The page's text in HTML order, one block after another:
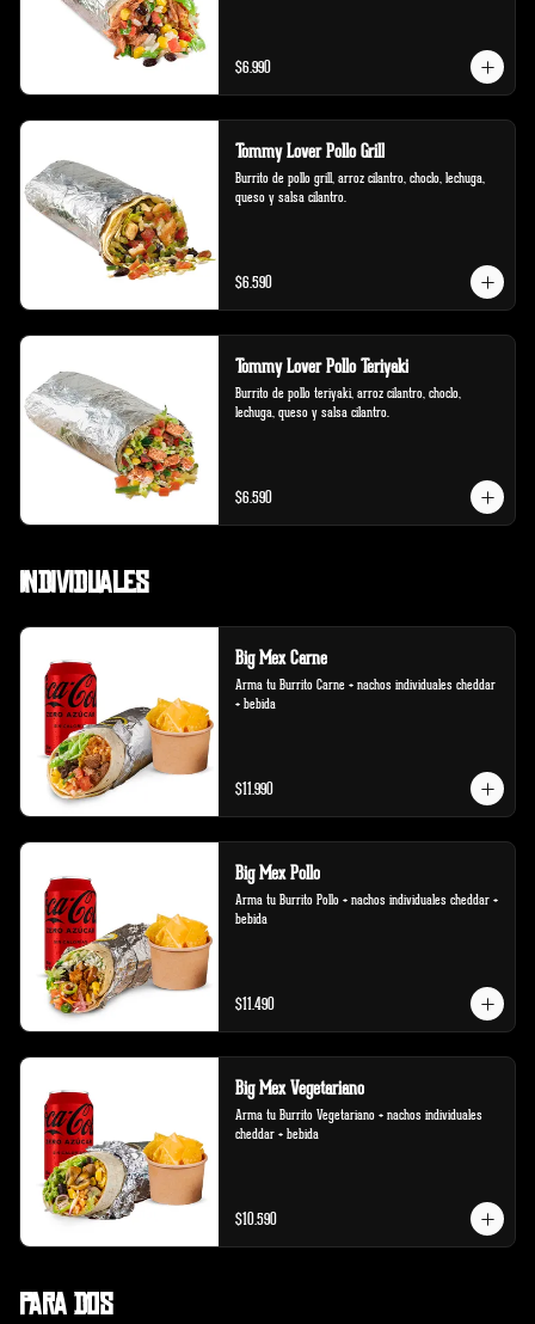
$6.990
Tommy Lover Pollo Grill
Burrito de pollo grill, arroz cilantro, choclo, lechuga,
queso y salsa cilantro.
$6.590
Tommy Lover Pollo Teriyaki
Burrito de pollo teriyaki, arroz cilantro, choclo,
lechuga, queso y salsa cilantro.
$6.590
Individuales
Big Mex Carne
Arma tu Burrito Carne + nachos individuales cheddar
+ bebida
$11.990
Big Mex Pollo
Arma tu Burrito Pollo + nachos individuales cheddar +
bebida
$11.490
Big Mex Vegetariano
Arma tu Burrito Vegetariano + nachos individuales
cheddar + bebida
$10.590
Para Dos